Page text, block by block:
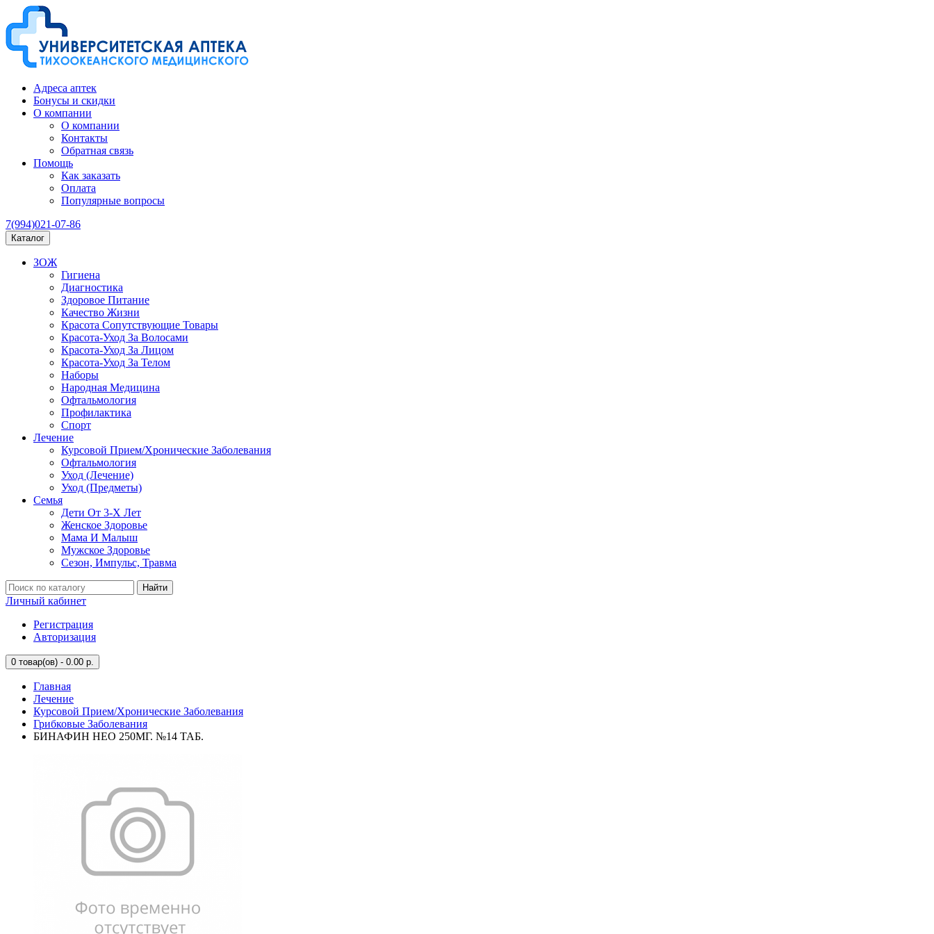
Адреса аптек
Бонусы и скидки
О компании
О компании
Контакты
Обратная связь
Помощь
Как заказать
Оплата
Популярные вопросы
7(994)021-07-86
Каталог
ЗОЖ
Гигиена
Диагностика
Здоровое Питание
Качество Жизни
Красота Сопутствующие Товары
Красота-Уход За Волосами
Красота-Уход За Лицом
Красота-Уход За Телом
Наборы
Народная Медицина
Офтальмология
Профилактика
Спорт
Лечение
Курсовой Прием/Хронические Заболевания
Офтальмология
Уход (Лечение)
Уход (Предметы)
Семья
Дети От 3-Х Лет
Женское Здоровье
Мама И Малыш
Мужское Здоровье
Сезон, Импульс, Травма
Найти
Личный кабинет
Регистрация
Авторизация
0 товар(ов) - 0.00 р.
Главная
Лечение
Курсовой Прием/Хронические Заболевания
Грибковые Заболевания
БИНАФИН НЕО 250МГ. №14 ТАБ.